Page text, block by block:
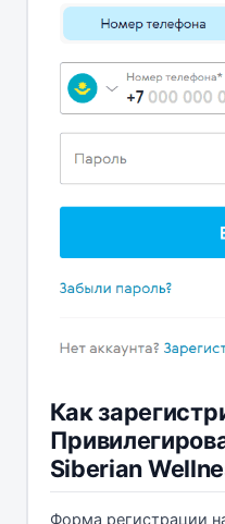
Как
Siberian
Форма регистрации